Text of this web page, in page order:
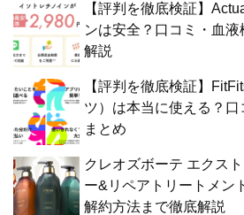
【評判を徹底検証】
ンは安全？口コミ・血
解説
【評判を徹底検証】
ツ）は本当に使える？
まとめ
クレオズボーテ エクス
ー&リペアトリートメン
解約方法まで徹底解説